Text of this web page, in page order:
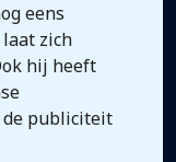
eens
zich
hij heeft
de publiciteit